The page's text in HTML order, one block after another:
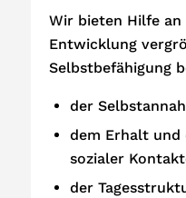
Wir bieten Hilfe
Entwicklung
Selbstbefähigung
der
dem Erhalt und
sozialer
der